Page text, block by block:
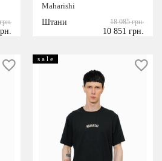
Maharishi
Штани
18 085 грн.
10 851 грн.
s a l e